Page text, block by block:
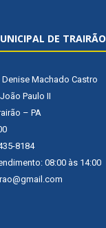
DE TRAIRÃO
Machado Castro
Paulo II
– PA
8184
08:00 às 14:00